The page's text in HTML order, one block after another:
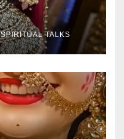
SPIRITUAL TALKS